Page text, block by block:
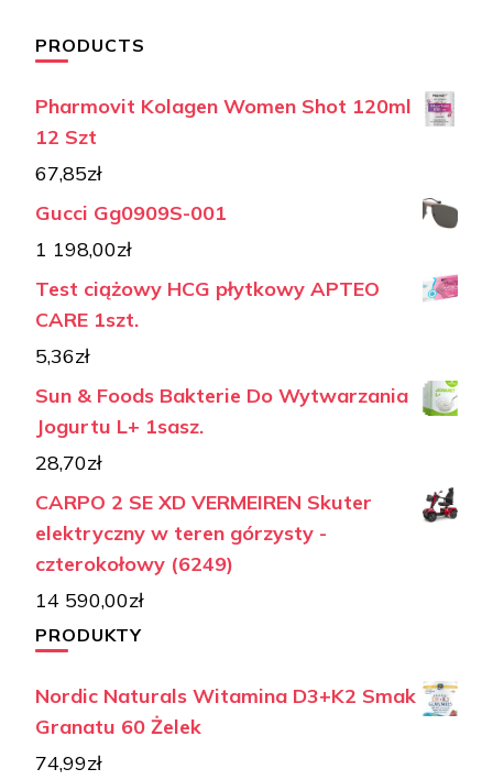
PRODUCTS
Pharmovit Kolagen Women Shot 120ml
12 Szt
67,85zł
Gucci Gg0909S-001
1 198,00zł
Test ciążowy HCG płytkowy APTEO
CARE 1szt.
5,36zł
Sun & Foods Bakterie Do Wytwarzania
Jogurtu L+ 1sasz.
28,70zł
CARPO 2 SE XD VERMEIREN Skuter
elektryczny w teren górzysty -
czterokołowy (6249)
14 590,00zł
PRODUKTY
Nordic Naturals Witamina D3+K2 Smak
Granatu 60 Żelek
74,99zł